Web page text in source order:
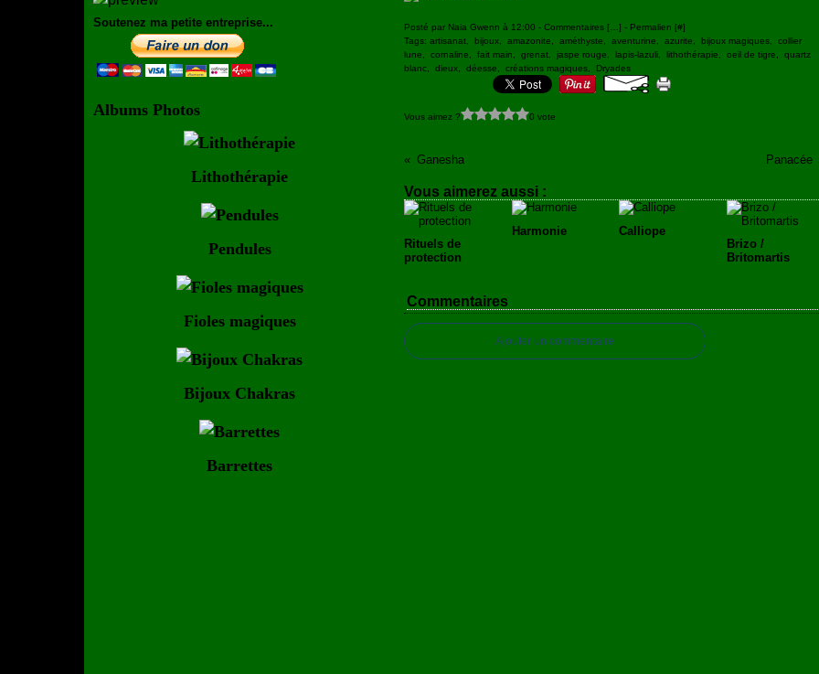
Soutenez ma petite entreprise...
Albums Photos
Lithothérapie
Pendules
Fioles magiques
Bijoux Chakras
Barrettes
Posté par Naia Gwenn à 12:00 - Commentaires [ ] - Permalien [#]
Tags: artisanat bijoux amazonite améthyste aventurine azurite bijoux magiques
collier
lune
cornaline fait main grenat jaspe rouge lapis-lazuli lithothérapie oeil de tigre
quartz
blanc
dieux déesse créations magiques Dryades
Vous aimez ? 0 vote
Ganesha Panacée
Vous aimerez aussi :
Rituels de
protection
Harmonie
Calliope
Brizo /
Britomartis
Commentaires
Ajouter un commentaire